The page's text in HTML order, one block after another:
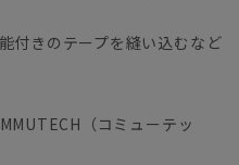
付きのテープを縫い込むなど
（コミューテッ